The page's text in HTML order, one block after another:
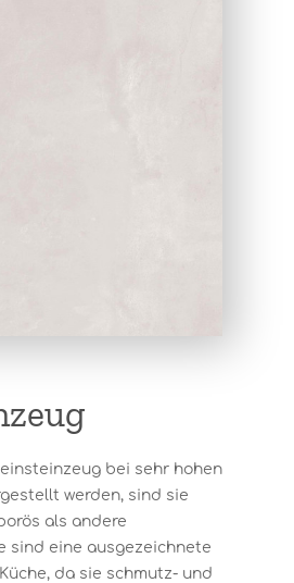
bei sehr hohen
werden, sind sie
als andere
sind eine ausgezeichnete
da sie schmutz- und